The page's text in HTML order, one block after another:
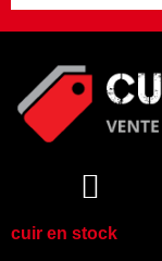
cuir en stock